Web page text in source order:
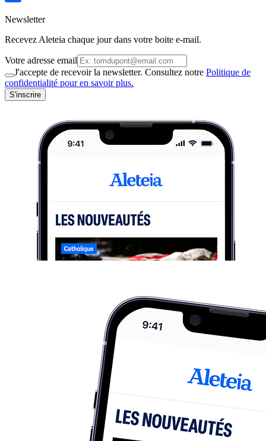
Newsletter
Recevez Aleteia chaque jour dans votre boite e-mail.
Votre adresse email
J'accepte de recevoir la newsletter. Consultez notre Politique de
confidentialité pour en savoir plus.
S'inscrire